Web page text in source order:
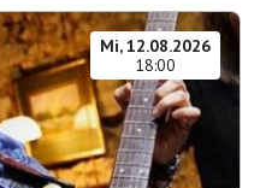
Mi, 12.08.2026
18:00